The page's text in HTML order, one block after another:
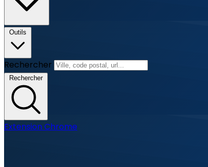
Outils
Rechercher
Rechercher
Extension Chrome